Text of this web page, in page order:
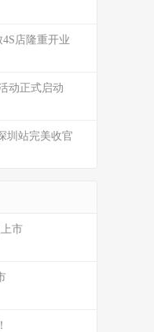
店隆重开业
动正式启动
圳站完美收官
市